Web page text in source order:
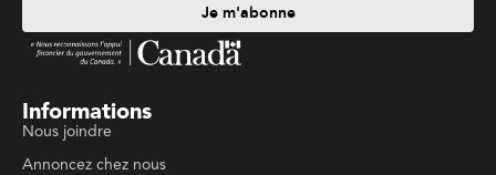
Je m'abonne
Informations
Nous joindre
Annoncez chez nous